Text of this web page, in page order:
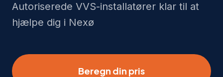
Autoriserede VVS-installatører klar til at
hjælpe dig i Nexø
Beregn din pris